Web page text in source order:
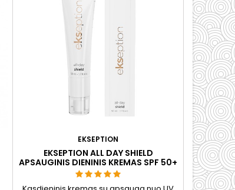
EKSEPTION
EKSEPTION ALL DAY SHIELD
APSAUGINIS DIENINIS KREMAS SPF 50+